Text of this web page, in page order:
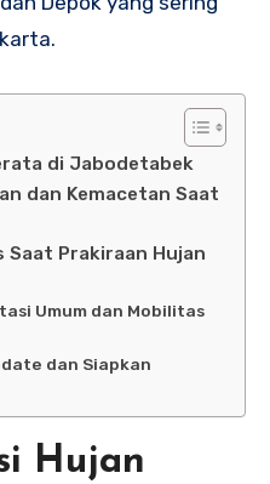
di Jabodetabek
dan Kemacetan Saat
Prakiraan Hujan
Umum dan Mobilitas
dan Siapkan
Hujan